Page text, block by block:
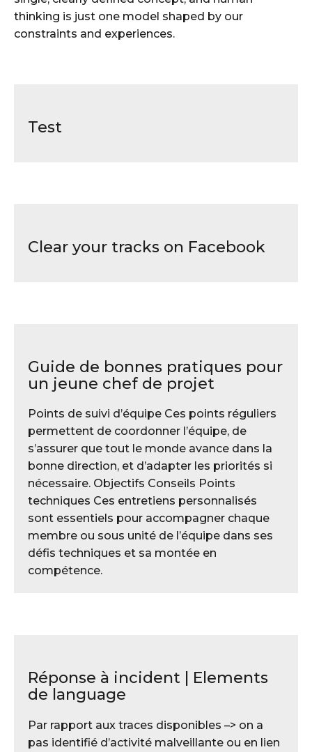
thinking is just one model shaped by our
constraints and experiences.
Test
Clear your tracks on Facebook
Guide de bonnes pratiques pour
un jeune chef de projet
Points de suivi d’équipe Ces points réguliers
permettent de coordonner l’équipe, de
s’assurer que tout le monde avance dans la
bonne direction, et d’adapter les priorités si
nécessaire. Objectifs Conseils Points
techniques Ces entretiens personnalisés
sont essentiels pour accompagner chaque
membre ou sous unité de l’équipe dans ses
défis techniques et sa montée en
compétence.
Réponse à incident | Elements
de language
Par rapport aux traces disponibles –> on a
pas identifié d’activité malveillante ou en lien